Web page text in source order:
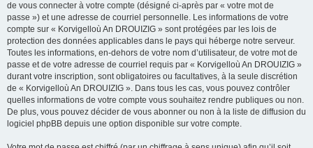
de vous connecter à votre compte (désigné ci-après par « votre mot de
passe ») et une adresse de courriel personnelle. Les informations de votre
compte sur « Korvigelloù An DROUIZIG » sont protégées par les lois de
protection des données applicables dans le pays qui héberge notre serveur.
Toutes les informations, en-dehors de votre nom d’utilisateur, de votre mot de
passe et de votre adresse de courriel requis par « Korvigelloù An DROUIZIG »
durant votre inscription, sont obligatoires ou facultatives, à la seule discrétion
de « Korvigelloù An DROUIZIG ». Dans tous les cas, vous pouvez contrôler
quelles informations de votre compte vous souhaitez rendre publiques ou non.
De plus, vous pouvez décider de vous abonner ou non à la liste de diffusion du
logiciel phpBB depuis une option disponible sur votre compte.